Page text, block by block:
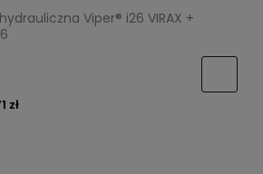
Viper® i26 VIRAX +
zł